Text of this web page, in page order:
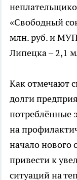
«Свободный
млн. руб. и МУП
Липецка – 2,1
Как отмечают
долги
потреблённые
на
начало нового
привести к
ситуаций на